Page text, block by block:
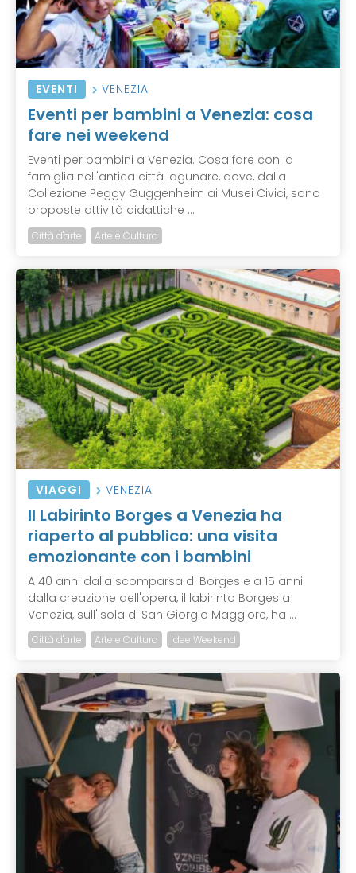
EVENTI VENEZIA
Eventi per bambini a Venezia: cosa
fare nei weekend
Eventi per bambini a Venezia. Cosa fare con la
famiglia nell'antica città lagunare, dove, dalla
Collezione Peggy Guggenheim ai Musei Civici, sono
proposte attività didattiche ...
Città d'arte Arte e Cultura
VIAGGI VENEZIA
Il Labirinto Borges a Venezia ha
riaperto al pubblico: una visita
emozionante con i bambini
A 40 anni dalla scomparsa di Borges e a 15 anni
dalla creazione dell'opera, il labirinto Borges a
Venezia, sull'Isola di San Giorgio Maggiore, ha ...
Città d'arte Arte e Cultura Idee Weekend